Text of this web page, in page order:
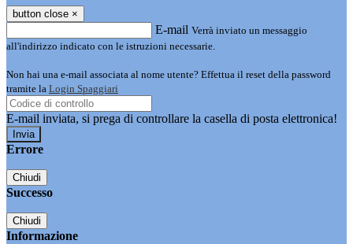
button close ×
E-mail Verrà inviato un messaggio
all'indirizzo indicato con le istruzioni necessarie.
Non hai una e-mail associata al nome utente? Effettua il reset della password
tramite la Login Spaggiari
E-mail inviata, si prega di controllare la casella di posta elettronica!
Errore
Chiudi
Successo
Chiudi
Informazione